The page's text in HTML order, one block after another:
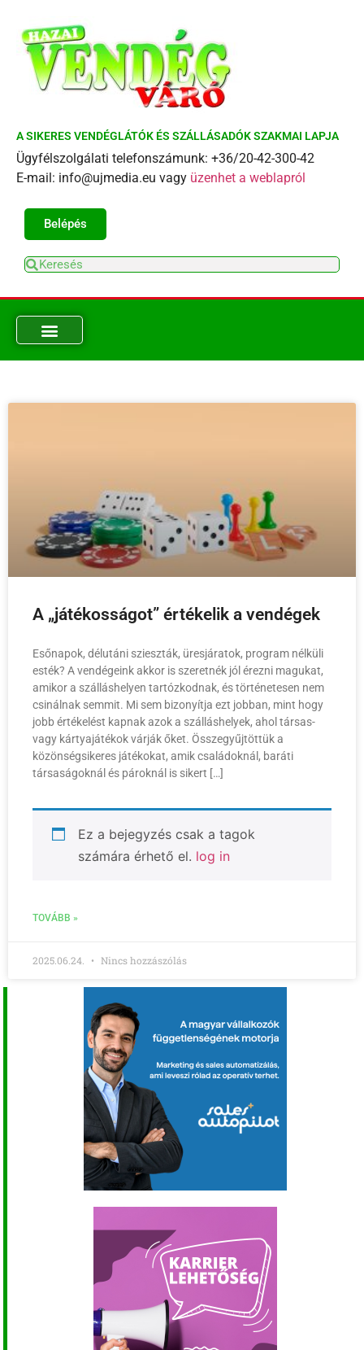
A SIKERES VENDÉGLÁTÓK ÉS SZÁLLÁSADÓK SZAKMAI LAPJA
Ügyfélszolgálati telefonszámunk: +36/20-42-300-42
E-mail: info@ujmedia.eu vagy üzenhet a weblapról
Belépés
A „játékosságot” értékelik a vendégek
Esőnapok, délutáni szieszták, üresjáratok, program nélküli
esték? A vendégeink akkor is szeretnék jól érezni magukat,
amikor a szálláshelyen tartózkodnak, és történetesen nem
csinálnak semmit. Mi sem bizonyítja ezt jobban, mint hogy
jobb értékelést kapnak azok a szálláshelyek, ahol társas-
vagy kártyajátékok várják őket. Összegyűjtöttük a
közönségsikeres játékokat, amik családoknál, baráti
társaságoknál és pároknál is sikert […]
Ez a bejegyzés csak a tagok
számára érhető el. log in
TOVÁBB »
2025.06.24. Nincs hozzászólás